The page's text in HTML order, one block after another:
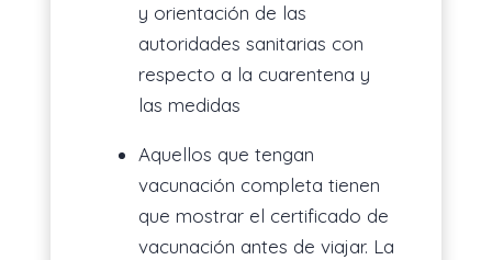
y orientación de las
autoridades sanitarias con
respecto a la cuarentena y
las medidas
Aquellos que tengan
vacunación completa tienen
que mostrar el certificado de
vacunación antes de viajar. La